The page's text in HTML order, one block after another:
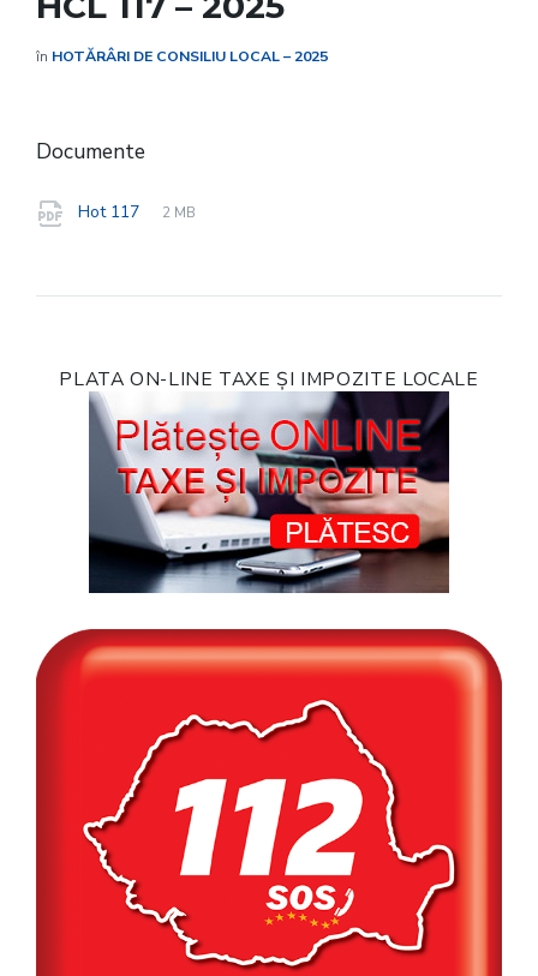
în HOTĂRÂRI DE CONSILIU LOCAL – 2025
Documente
Hot 117
File
pdf
File
2 MB
PLATA ON-LINE TAXE ȘI IMPOZITE LOCALE